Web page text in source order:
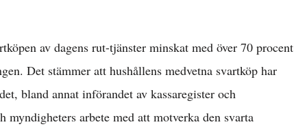
av dagens rut-tjänster minskat med över 70 procent
Det stämmer att hushållens medvetna svartköp har
bland annat införandet av kassaregister och
arbete med att motverka den svarta